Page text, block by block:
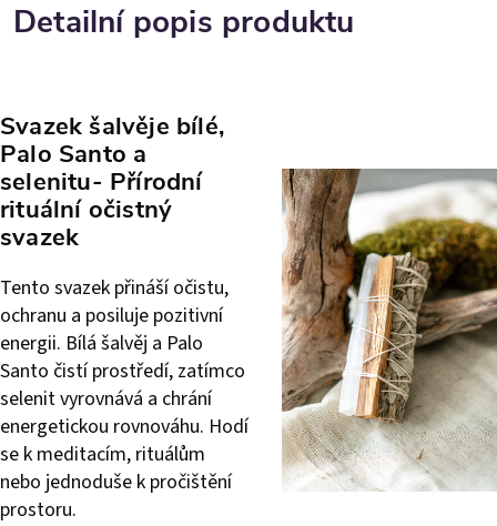
Detailní popis produktu
Svazek šalvěje bílé,
Palo Santo a
selenitu- Přírodní
rituální očistný
svazek
Tento svazek přináší očistu,
ochranu a posiluje pozitivní
energii. Bílá šalvěj a Palo
Santo čistí prostředí, zatímco
selenit vyrovnává a chrání
energetickou rovnováhu. Hodí
se k meditacím, rituálům
nebo jednoduše k pročištění
prostoru.